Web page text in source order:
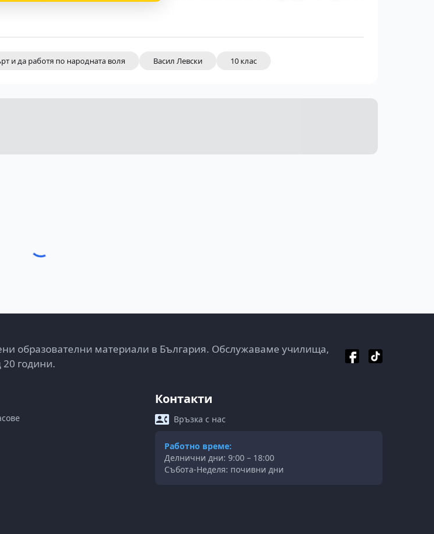
и да работя по народната воля Васил Левски 10 клас
образователни материали в България. Обслужаваме училища,
20 години.
Контакти
Връзка с нас
Работно време:
Делнични дни: 9:00 – 18:00
Събота-Неделя: почивни дни